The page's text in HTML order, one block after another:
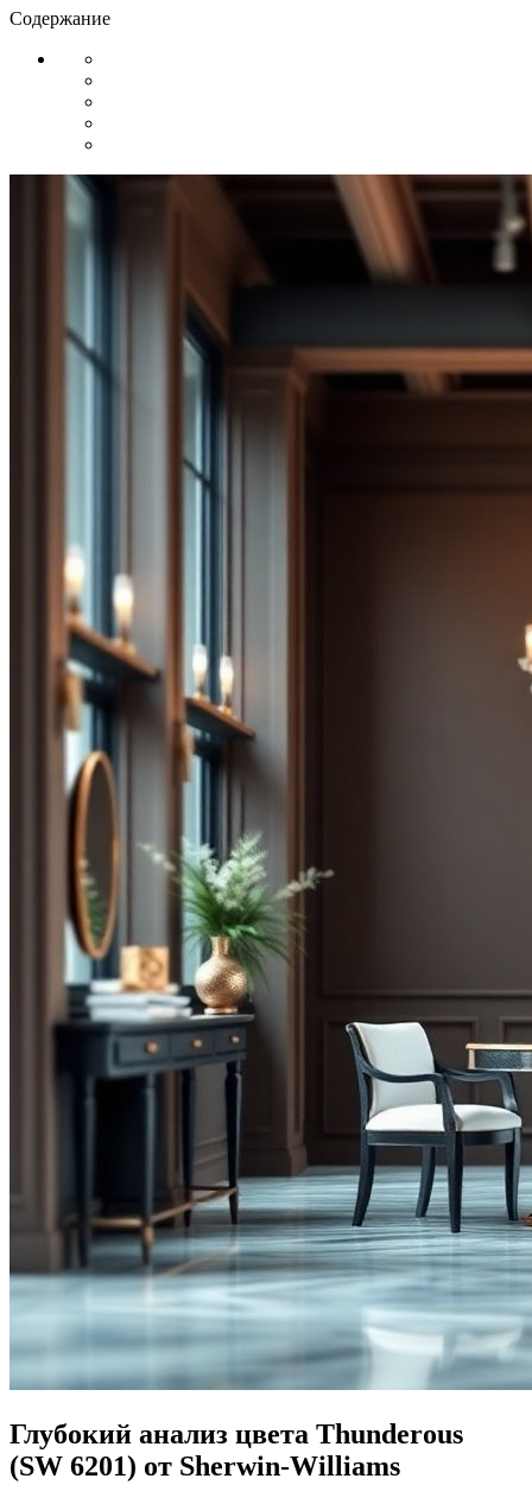
Содержание
Глубокий анализ цвета Thunderous
(SW 6201) от Sherwin-Williams